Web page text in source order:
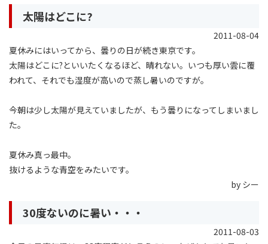
太陽はどこに?
2011-08-04
夏休みにはいってから、曇りの日が続き東京です。
太陽はどこに?といいたくなるほど、晴れない。いつも厚い雲に覆
われて、それでも湿度が高いので蒸し暑いのですが。
今朝は少し太陽が見えていましたが、もう曇りになってしまいまし
た。
夏休み真っ最中。
抜けるような青空をみたいです。
by シー
30度ないのに暑い・・・
2011-08-03